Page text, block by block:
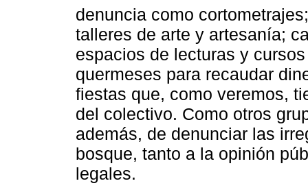
denuncia como cortometrajes;
talleres de arte y artesanía;
espacios de lecturas y
quermeses para recaudar
fiestas que, como veremos,
del colectivo. Como otros
además, de denunciar las
bosque, tanto a la opinión
legales.